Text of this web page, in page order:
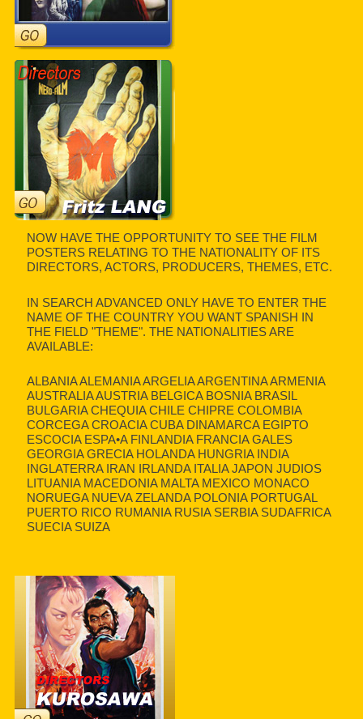
NOW HAVE THE OPPORTUNITY TO SEE THE FILM
POSTERS RELATING TO THE NATIONALITY OF ITS
DIRECTORS, ACTORS, PRODUCERS, THEMES, ETC.
IN SEARCH ADVANCED ONLY HAVE TO ENTER THE
NAME OF THE COUNTRY YOU WANT SPANISH IN
THE FIELD "THEME". THE NATIONALITIES ARE
AVAILABLE:
ALBANIA ALEMANIA ARGELIA ARGENTINA ARMENIA
AUSTRALIA AUSTRIA BELGICA BOSNIA BRASIL
BULGARIA CHEQUIA CHILE CHIPRE COLOMBIA
CORCEGA CROACIA CUBA DINAMARCA EGIPTO
ESCOCIA ESPA•A FINLANDIA FRANCIA GALES
GEORGIA GRECIA HOLANDA HUNGRIA INDIA
INGLATERRA IRAN IRLANDA ITALIA JAPON JUDIOS
LITUANIA MACEDONIA MALTA MEXICO MONACO
NORUEGA NUEVA ZELANDA POLONIA PORTUGAL
PUERTO RICO RUMANIA RUSIA SERBIA SUDAFRICA
SUECIA SUIZA